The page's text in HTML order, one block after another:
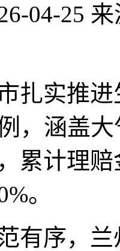
04-25
扎实推
，涵盖
累计理
。
有序，